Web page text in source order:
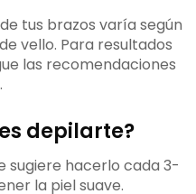
tus brazos varía según
vello. Para resultados
las recomendaciones
depilarte?
sugiere hacerlo cada 3-
la piel suave.